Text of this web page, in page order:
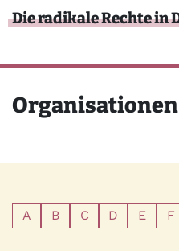
Direkt zum Inhalt
Die radikale Rechte in
Organisationen
A B C D E F